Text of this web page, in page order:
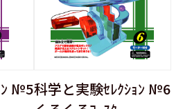
ﾝ №5科学と実験ｾﾚｸｼｮﾝ №6